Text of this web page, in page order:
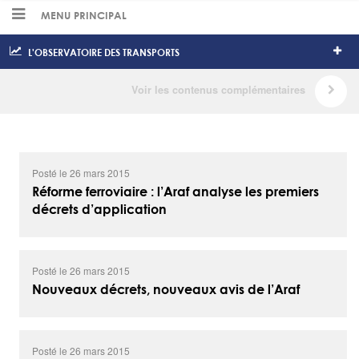
MENU PRINCIPAL
L'OBSERVATOIRE DES TRANSPORTS
Posté le 26 mars 2015
Réforme ferroviaire : l’Araf analyse les premiers
décrets d’application
Posté le 26 mars 2015
Nouveaux décrets, nouveaux avis de l’Araf
Posté le 26 mars 2015